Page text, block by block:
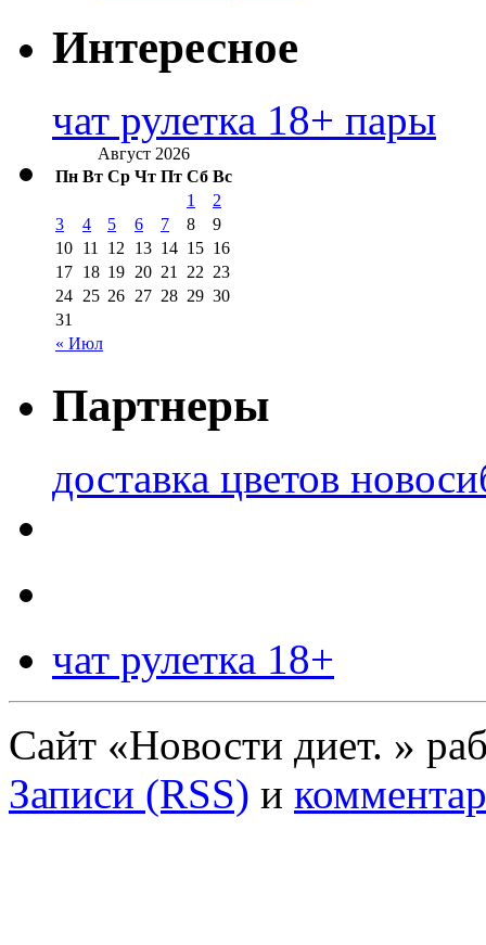
Интересное
чат рулетка 18+ пары
Август 2026
Пн Вт Ср Чт Пт Сб Вс
« Июл
1
2
3
4 5 6 7 8
9
10 11 12 13 14 15 16
17 18 19 20 21 22 23
24 25 26 27 28 29 30
31
Партнеры
доставка цветов
чат рулетка 18+
Сайт «Новости диет. »
Записи (RSS) и